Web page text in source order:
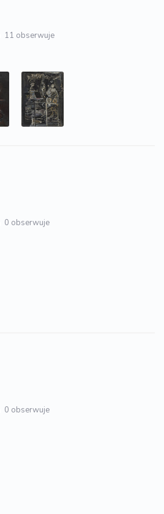
11 obserwuje
0 obserwuje
0 obserwuje